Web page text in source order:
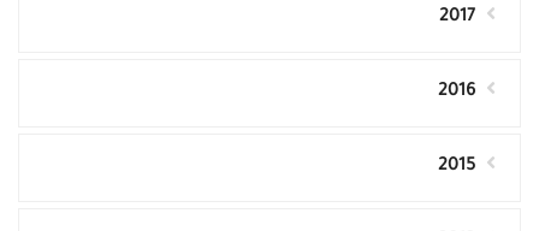
2017
2016
2015